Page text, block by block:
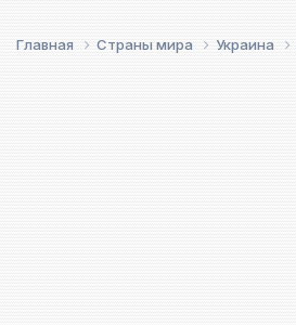
Главная Страны мира Украина